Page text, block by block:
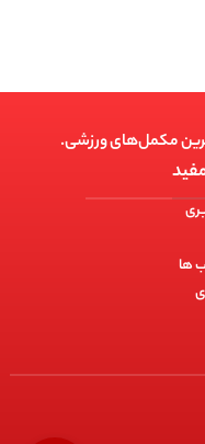
مکمل‌های ورزشی.
ها